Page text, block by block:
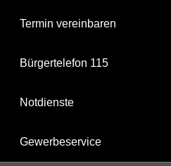
Termin vereinbaren
Bürgertelefon 115
Notdienste
Gewerbeservice